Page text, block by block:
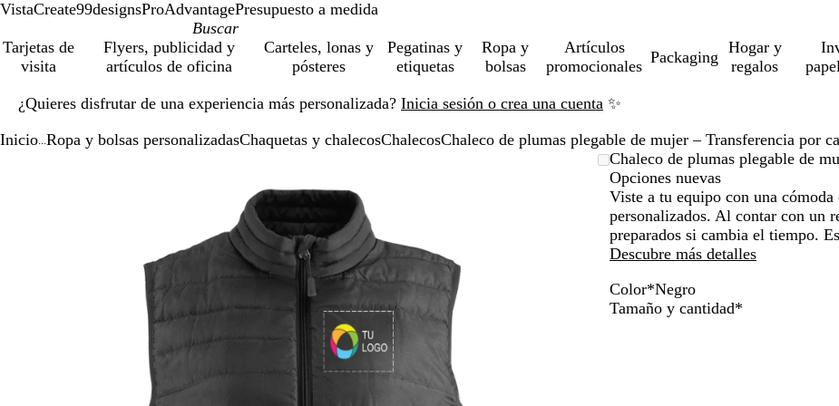
VistaCreate99designsProAdvantagePresupuesto a medida
Tarjetas de
visita
Flyers, publicidad y
artículos de oficina
Carteles, lonas y
pósteres
Pegatinas y
etiquetas
Ropa y
bolsas
Artículos
promocionales
Packaging
Hogar y
regalos
¿Quieres disfrutar de una experiencia más personalizada? Inicia sesión o crea una cuenta ✨
1
Inicio Ropa y bolsas personalizadasChaquetas y chalecosChalecosChaleco de plumas plegable de mujer – Transferencia por
mínimo
para
expandir
teclas
más
y
menos
para
ampliar
alejar
Chaleco de plumas plegable de
Opciones nuevas
Viste a tu equipo con una
personalizados. Al contar con un
preparados si cambia el tiempo.
Descubre más detalles
Color*Negro
N
A
G
Tamaño y cantidad*